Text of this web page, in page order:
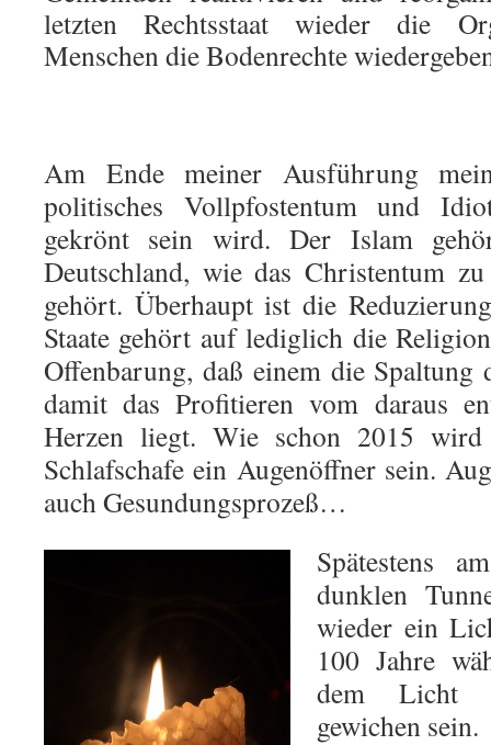
letzten Rechtsstaat wieder die
Menschen die Bodenrechte
Am Ende meiner Ausführung
politisches Vollpfostentum und
gekrönt sein wird. Der Islam
Deutschland, wie das Christentum
gehört. Überhaupt ist die
Staate gehört auf lediglich die
Offenbarung, daß einem die Spaltung
damit das Profitieren vom daraus
Herzen liegt. Wie schon 2015
Schlafschafe ein Augenöffner sein.
auch Gesundungsprozeß…
Spätestens
dunklen
wieder ein
100 Jahre
dem Licht
gewichen sein.